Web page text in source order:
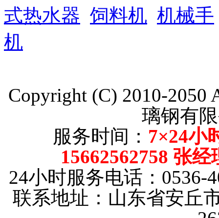
式热水器 饲料机 机械手
机
Copyright (C) 2010-2050
璃钢有
服务时间： 7×24小
15662562758 张
24小时服务电话：
联系地址：山东省安丘